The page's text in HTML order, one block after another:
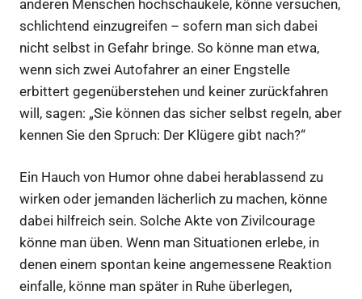
anderen Menschen hochschaukele, könne versuchen,
schlichtend einzugreifen – sofern man sich dabei
nicht selbst in Gefahr bringe. So könne man etwa,
wenn sich zwei Autofahrer an einer Engstelle
erbittert gegenüberstehen und keiner zurückfahren
will, sagen: „Sie können das sicher selbst regeln, aber
kennen Sie den Spruch: Der Klügere gibt nach?“
Ein Hauch von Humor ohne dabei herablassend zu
wirken oder jemanden lächerlich zu machen, könne
dabei hilfreich sein. Solche Akte von Zivilcourage
könne man üben. Wenn man Situationen erlebe, in
denen einem spontan keine angemessene Reaktion
einfalle, könne man später in Ruhe überlegen,